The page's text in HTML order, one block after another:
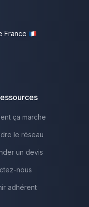
France
ça marche
le réseau
un devis
nous
adhérent